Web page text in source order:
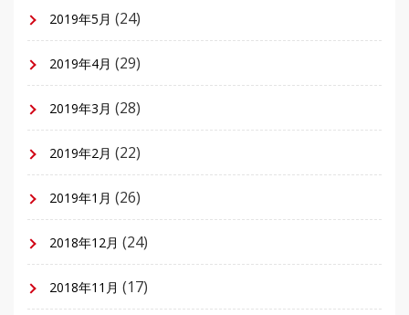
2019年5月 (24)
2019年4月 (29)
2019年3月 (28)
2019年2月 (22)
2019年1月 (26)
2018年12月 (24)
2018年11月 (17)